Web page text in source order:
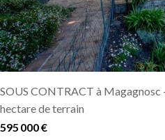
SOUS CONTRACT à Magagnosc
hectare de terrain
595 000 €